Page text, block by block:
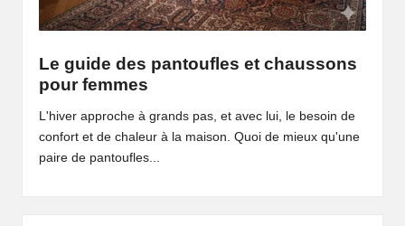
Le guide des pantoufles et chaussons
pour femmes
L'hiver approche à grands pas, et avec lui, le besoin de
confort et de chaleur à la maison. Quoi de mieux qu'une
paire de pantoufles...